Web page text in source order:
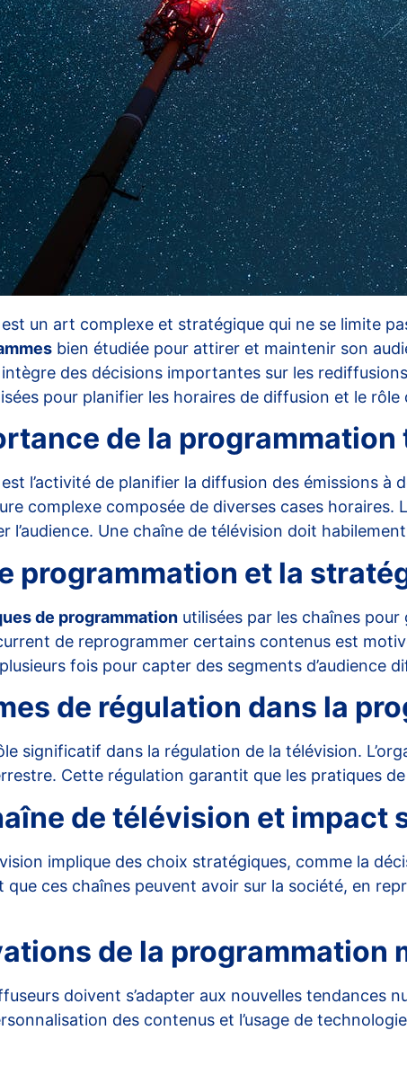
est un art complexe et stratégique qui ne se limite
bien étudiée pour attirer et maintenir son
des décisions importantes sur les
pour planifier les horaires de diffusion et le
de la
est l’activité de planifier la diffusion des émissions à
complexe composée de diverses cases
l’audience. Une chaîne de télévision doit
programmation et la
de programmation utilisées par les chaînes
de reprogrammer certains contenus est
fois pour capter des segments d’audience
de régulation dans la
significatif dans la régulation de la télévision.
Cette régulation garantit que les pratiques
de télévision et impact
implique des choix stratégiques, comme la
que ces chaînes peuvent avoir sur la société, en
de la programmation
doivent s’adapter aux nouvelles tendances
des contenus et l’usage de